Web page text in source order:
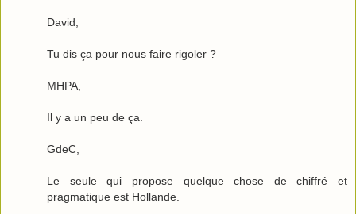
David,
Tu dis ça pour nous faire rigoler ?
MHPA,
Il y a un peu de ça.
GdeC,
Le seule qui propose quelque chose de chiffré et
pragmatique est Hollande.